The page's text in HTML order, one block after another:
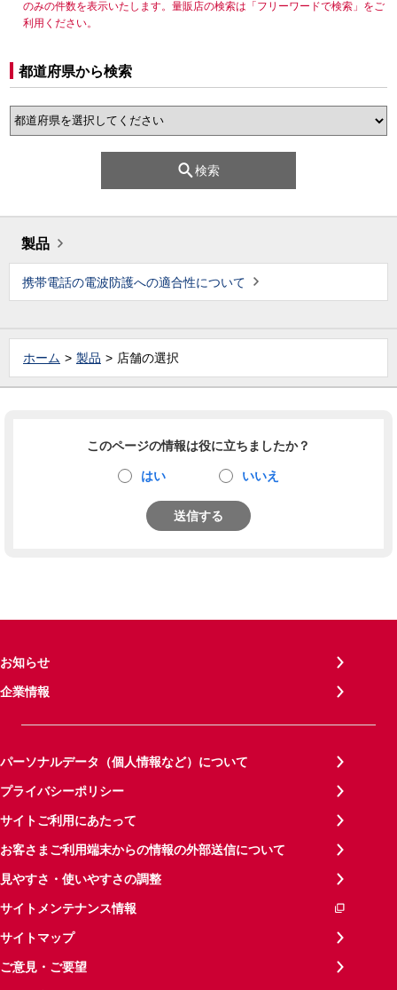
のみの件数を表示いたします。量販店の検索は「フリーワードで検索」をご
利用ください。
都道府県から検索
検索
製品
携帯電話の電波防護への適合性について
ホーム 製品 店舗の選択
このページの情報は役に立ちましたか？
はい いいえ
送信する
お知らせ
企業情報
パーソナルデータ（個人情報など）について
プライバシーポリシー
サイトご利用にあたって
お客さまご利用端末からの情報の外部送信について
見やすさ・使いやすさの調整
サイトメンテナンス情報
サイトマップ
ご意見・ご要望